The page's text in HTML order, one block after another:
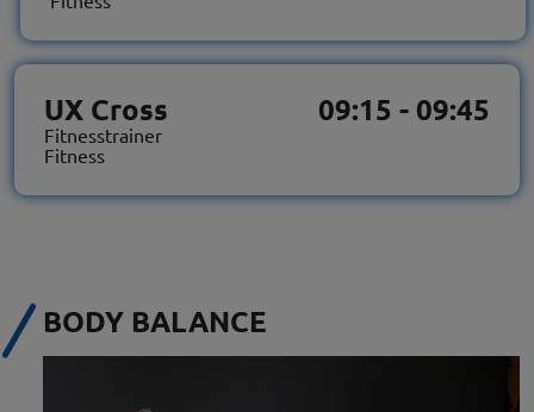
UX Cross 09:15 - 09:45
Fitnesstrainer
Fitness
BODY BALANCE